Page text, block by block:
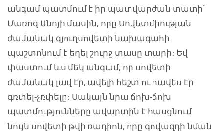
անգամ պատմում է իր պատվարժան տատի՝
Մառոզ Անոյի մասին, որը Սովետմիության
ժամանակ գյուղսովետի նախագահի
պաշտոնում է եղել շուրջ տասը տարի։ Եվ
փաստում ևս մեկ անգամ, որ սովետի
ժամանակ լավ էր, ավելի հեշտ ու հավես էր
գռփել-չռփելը։ Սակայն նրա ճոխ-ճոխ
պատմությունները ավարտին է հասցնում
նույն սովետի թվի ռադիոն, որը գովազդի նման